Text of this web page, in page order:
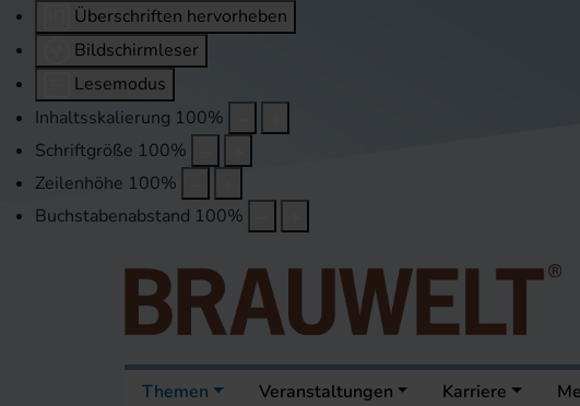
Überschriften hervorheben
Bildschirmleser
Lesemodus
Inhaltsskalierung 100%
Schriftgröße 100%
Zeilenhöhe 100%
Buchstabenabstand 100%
Themen Veranstaltungen Karriere